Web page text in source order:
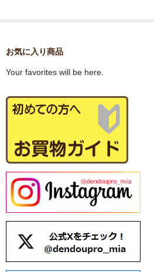
お気に入り商品
Your favorites will be here.